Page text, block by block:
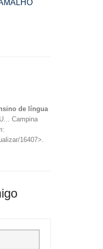
de língua
Campina
16407>.